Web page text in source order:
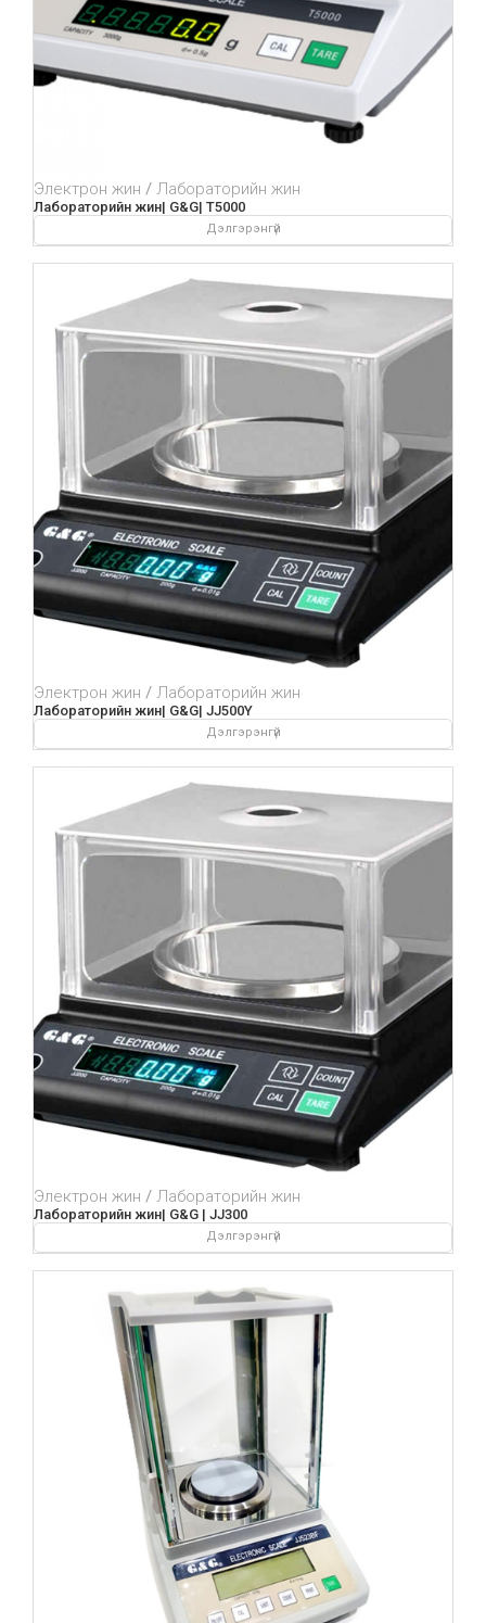
Электрон жин Лабораторийн жин
Лабораторийн жин| G&G| T5000
Дэлгэрэнгүй
Электрон жин Лабораторийн жин
Лабораторийн жин| G&G| JJ500Y
Дэлгэрэнгүй
Электрон жин Лабораторийн жин
Лабораторийн жин| G&G | JJ300
Дэлгэрэнгүй